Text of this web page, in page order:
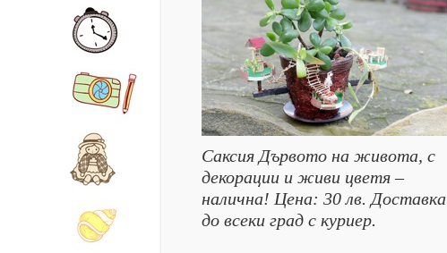
Саксия Дървото на живота, с
декорации и живи цветя –
налична! Цена: 30 лв. Доставка
до всеки град с куриер.